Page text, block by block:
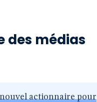
des médias
actionnaire pour